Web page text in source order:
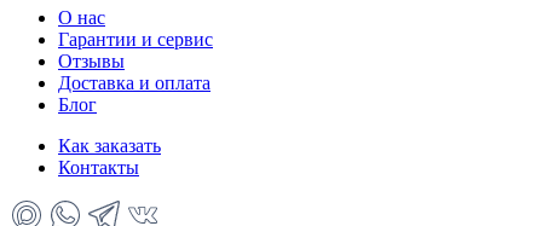
О нас
Гарантии и сервис
Отзывы
Доставка и оплата
Блог
Как заказать
Контакты